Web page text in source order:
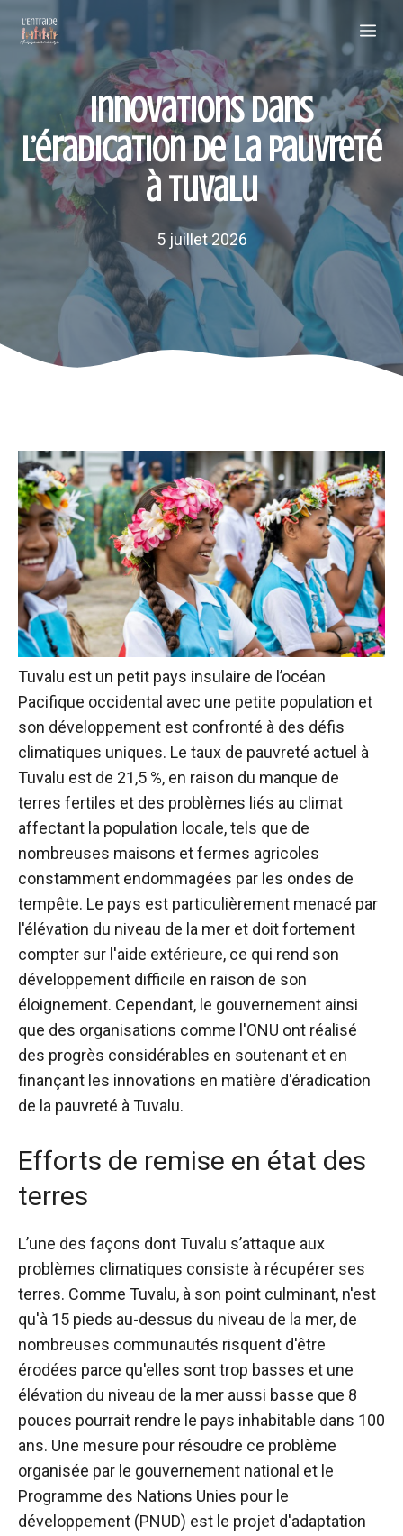
contenu
Innovations dans
l’éradication de la pauvreté
à Tuvalu
5 juillet 2026
Tuvalu est un petit pays insulaire de l’océan
Pacifique occidental avec une petite population et
son développement est confronté à des défis
climatiques uniques. Le taux de pauvreté actuel à
Tuvalu est de 21,5 %, en raison du manque de
terres fertiles et des problèmes liés au climat
affectant la population locale, tels que de
nombreuses maisons et fermes agricoles
constamment endommagées par les ondes de
tempête. Le pays est particulièrement menacé par
l'élévation du niveau de la mer et doit fortement
compter sur l'aide extérieure, ce qui rend son
développement difficile en raison de son
éloignement. Cependant, le gouvernement ainsi
que des organisations comme l'ONU ont réalisé
des progrès considérables en soutenant et en
finançant les innovations en matière d'éradication
de la pauvreté à Tuvalu.
Efforts de remise en état des
terres
L’une des façons dont Tuvalu s’attaque aux
problèmes climatiques consiste à récupérer ses
terres. Comme Tuvalu, à son point culminant, n'est
qu'à 15 pieds au-dessus du niveau de la mer, de
nombreuses communautés risquent d'être
érodées parce qu'elles sont trop basses et une
élévation du niveau de la mer aussi basse que 8
pouces pourrait rendre le pays inhabitable dans 100
ans. Une mesure pour résoudre ce problème
organisée par le gouvernement national et le
Programme des Nations Unies pour le
développement (PNUD) est le projet d'adaptation